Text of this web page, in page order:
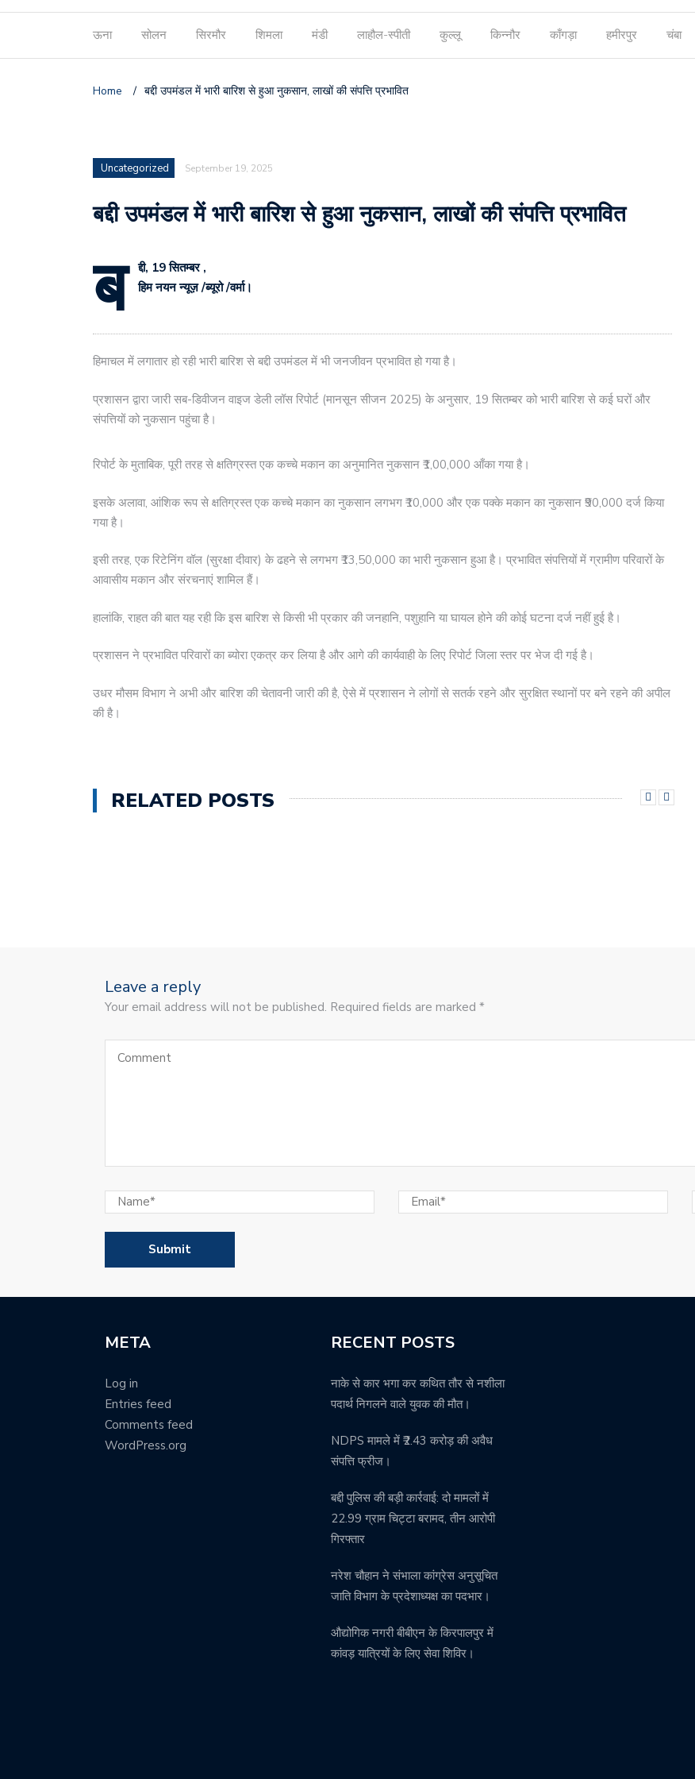
ऊना सोलन सिरमौर शिमला मंडी लाहौल-स्पीती कुल्लू किन्नौर काँगड़ा हमीरपुर चंबा
Home / बद्दी उपमंडल में भारी बारिश से हुआ नुकसान, लाखों की संपत्ति प्रभावित
Uncategorized September 19, 2025
बद्दी उपमंडल में भारी बारिश से हुआ नुकसान, लाखों की संपत्ति प्रभावित
ब
द्दी, 19 सितम्बर ,
हिम नयन न्यूज़ /ब्यूरो /वर्मा।
हिमाचल में लगातार हो रही भारी बारिश से बद्दी उपमंडल में भी जनजीवन प्रभावित हो गया है।
प्रशासन द्वारा जारी सब-डिवीजन वाइज डेली लॉस रिपोर्ट (मानसून सीजन 2025) के अनुसार, 19 सितम्बर को भारी बारिश से कई घरों और
संपत्तियों को नुकसान पहुंचा है।
रिपोर्ट के मुताबिक, पूरी तरह से क्षतिग्रस्त एक कच्चे मकान का अनुमानित नुकसान ₹1,00,000 आँका गया है।
इसके अलावा, आंशिक रूप से क्षतिग्रस्त एक कच्चे मकान का नुकसान लगभग ₹10,000 और एक पक्के मकान का नुकसान ₹90,000 दर्ज किया
गया है।
इसी तरह, एक रिटेनिंग वॉल (सुरक्षा दीवार) के ढहने से लगभग ₹13,50,000 का भारी नुकसान हुआ है। प्रभावित संपत्तियों में ग्रामीण परिवारों के
आवासीय मकान और संरचनाएं शामिल हैं।
हालांकि, राहत की बात यह रही कि इस बारिश से किसी भी प्रकार की जनहानि, पशुहानि या घायल होने की कोई घटना दर्ज नहीं हुई है।
प्रशासन ने प्रभावित परिवारों का ब्योरा एकत्र कर लिया है और आगे की कार्यवाही के लिए रिपोर्ट जिला स्तर पर भेज दी गई है।
उधर मौसम विभाग ने अभी और बारिश की चेतावनी जारी की है, ऐसे में प्रशासन ने लोगों से सतर्क रहने और सुरक्षित स्थानों पर बने रहने की अपील
की है।
RELATED POSTS
Leave a reply
Your email address will not be published. Required fields are marked *
META
Log in
Entries feed
Comments feed
WordPress.org
RECENT POSTS
नाके से कार भगा कर कथित तौर से नशीला
पदार्थ निगलने वाले युवक की मौत।
NDPS मामले में ₹2.43 करोड़ की अवैध
संपत्ति फ्रीज।
बद्दी पुलिस की बड़ी कार्रवाई: दो मामलों में
22.99 ग्राम चिट्टा बरामद, तीन आरोपी
गिरफ्तार
नरेश चौहान ने संभाला कांग्रेस अनुसूचित
जाति विभाग के प्रदेशाध्यक्ष का पदभार।
औद्योगिक नगरी बीबीएन के किरपालपुर में
कांवड़ यात्रियों के लिए सेवा शिविर।